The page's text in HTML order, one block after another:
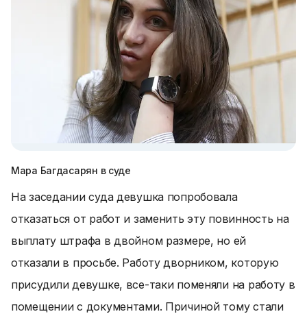
Мара Багдасарян в суде
На заседании суда девушка попробовала
отказаться от работ и заменить эту повинность на
выплату штрафа в двойном размере, но ей
отказали в просьбе. Работу дворником, которую
присудили девушке, все-таки поменяли на работу в
помещении с документами. Причиной тому стали